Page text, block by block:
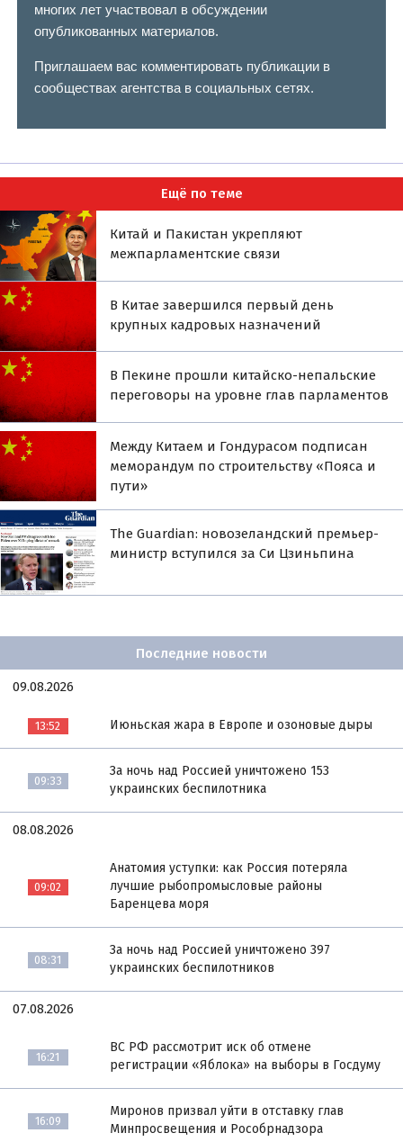
многих лет участвовал в обсуждении
опубликованных материалов.
Приглашаем вас комментировать публикации в
сообществах агентства в социальных сетях.
Ещё по теме
Китай и Пакистан укрепляют
межпарламентские связи
В Китае завершился первый день
крупных кадровых назначений
В Пекине прошли китайско-непальские
переговоры на уровне глав парламентов
Между Китаем и Гондурасом подписан
меморандум по строительству «Пояса и
пути»
The Guardian: новозеландский премьер-
министр вступился за Си Цзиньпина
Последние новости
09.08.2026
13:52 Июньская жара в Европе и озоновые дыры
09:33
За ночь над Россией уничтожено 153
украинских беспилотника
08.08.2026
09:02
Анатомия уступки: как Россия потеряла
лучшие рыбопромысловые районы
Баренцева моря
08:31
За ночь над Россией уничтожено 397
украинских беспилотников
07.08.2026
16:21
ВС РФ рассмотрит иск об отмене
регистрации «Яблока» на выборы в Госдуму
16:09
Миронов призвал уйти в отставку глав
Минпросвещения и Рособрнадзора